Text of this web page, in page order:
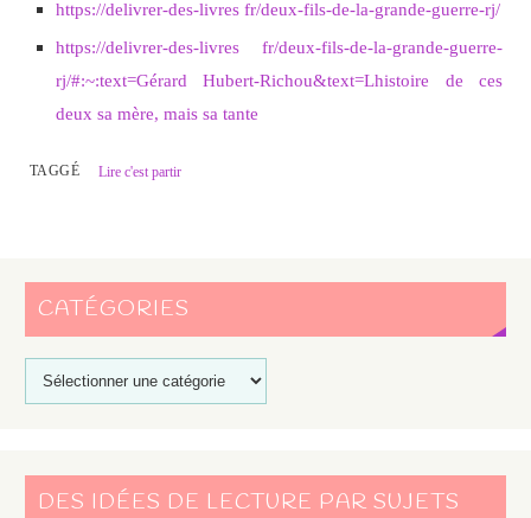
https://delivrer-des-livres fr/deux-fils-de-la-grande-guerre-rj/
https://delivrer-des-livres fr/deux-fils-de-la-grande-guerre-
rj/#:~:text=Gérard Hubert-Richou&text=Lhistoire de ces
deux sa mère, mais sa tante
TAGGÉ Lire c'est partir
CATÉGORIES
DES IDÉES DE LECTURE PAR SUJETS